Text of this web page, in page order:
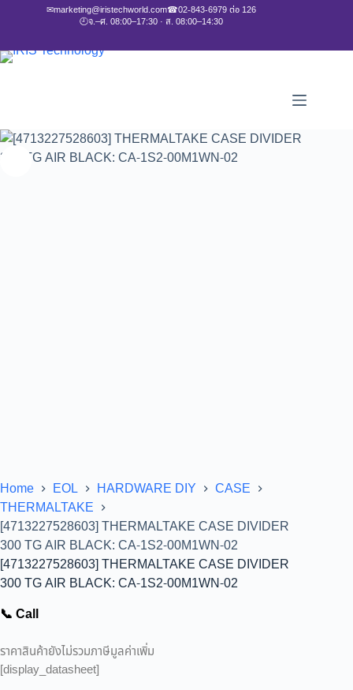
✉marketing@iristechworld.com☎02-843-6979 ต่อ 126
🕘จ.–ศ. 08:00–17:30 · ส. 08:00–14:30
Home EOL HARDWARE DIY
CASE
THERMALTAKE
[4713227528603] THERMALTAKE CASE DIVIDER
300 TG AIR BLACK: CA-1S2-00M1WN-02
[4713227528603] THERMALTAKE CASE DIVIDER
300 TG AIR BLACK: CA-1S2-00M1WN-02
📞 Call
ราคาสินค้ายังไม่รวมภาษีมูลค่าเพิ่ม
[display_datasheet]